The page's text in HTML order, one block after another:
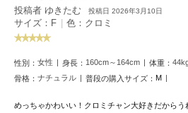
gelato pique
ジェラート ピケ
ジェラート ピケ キャットアンドドッグ
投稿者 ゆきたむ 投稿日 2026年3月10日
サイズ：F | 色：クロミ
性別： 女性 身長： 160cm～164cm 体重：
骨格： ナチュラル 普段の購入サイズ： M
めっちゃかわいい！クロミチャン大好きだからう